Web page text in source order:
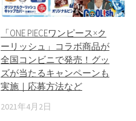
「ONE PIECEワンピース×ク
ーリッシュ」コラボ商品が
全国コンビニで発売！グッ
ズが当たるキャンペーンも
実施｜応募方法など
2021年4月2日